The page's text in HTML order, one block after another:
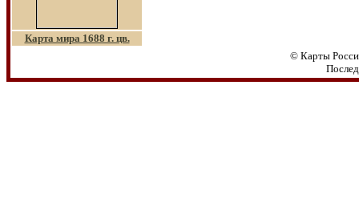
Карта мира 1688 г. цв.
© Карты